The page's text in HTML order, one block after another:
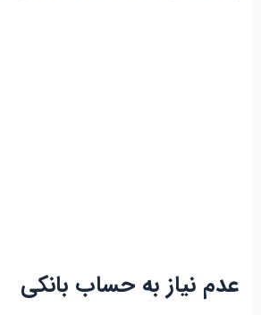
عدم نیاز به حساب بانکی